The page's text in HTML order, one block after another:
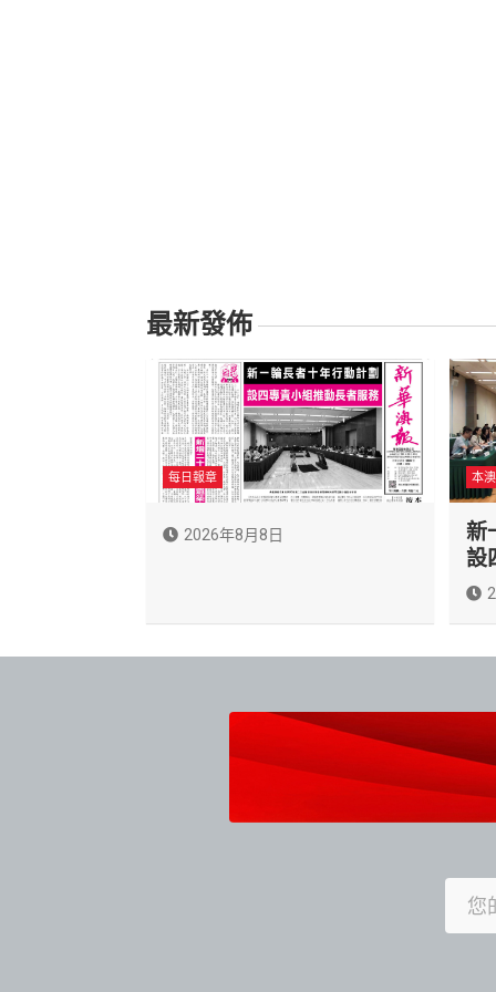
最新發佈
每日報章
2026年8月8日
本
新
設